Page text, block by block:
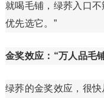
就喝毛铺，绿荞入口
优先选它。”
金奖效应：“万人品毛
绿荞的金奖效应，很